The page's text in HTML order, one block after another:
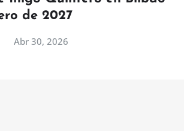
de 2027
Abr 30, 2026